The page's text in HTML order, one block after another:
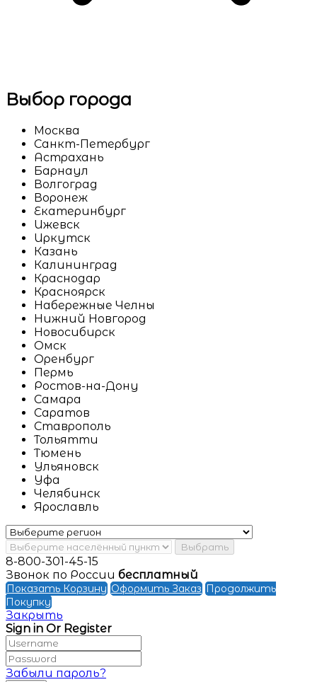
Выбор города
Москва
Санкт-Петербург
Астрахань
Барнаул
Волгоград
Воронеж
Екатеринбург
Ижевск
Иркутск
Казань
Калининград
Краснодар
Красноярск
Набережные Челны
Нижний Новгород
Новосибирск
Омск
Оренбург
Пермь
Ростов-на-Дону
Самара
Саратов
Ставрополь
Тольятти
Тюмень
Ульяновск
Уфа
Челябинск
Ярославль
Выбрать
8-800-301-45-15
Звонок по России бесплатный
Показать Корзину Оформить Заказ Продолжить
Покупку
Закрыть
Sign in Or Register
Забыли пароль?